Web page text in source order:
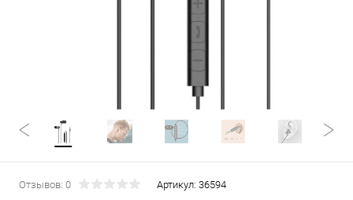
Отзывов: 0 Артикул: 36594